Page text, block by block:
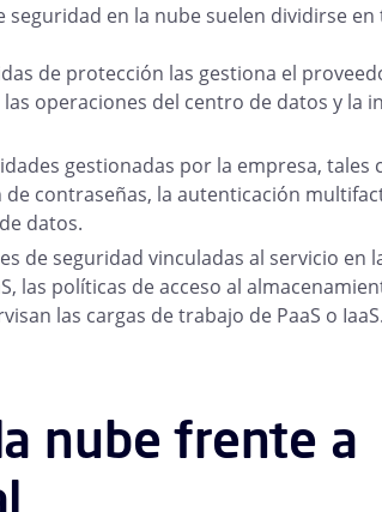
en la nube suelen dividirse
de protección las gestiona el
operaciones del centro de datos y la
gestionadas por la empresa,
contraseñas, la autenticación
datos.
de seguridad vinculadas al servicio en
las políticas de acceso al
las cargas de trabajo de PaaS o IaaS.
nube frente a